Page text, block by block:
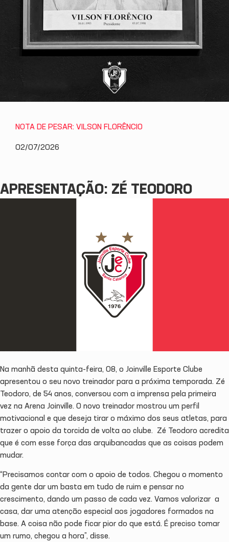
NOTA DE PESAR: VILSON FLORÊNCIO
02/07/2026
APRESENTAÇÃO: ZÉ TEODORO
Na manhã desta quinta-feira, 08, o Joinville Esporte Clube
apresentou o seu novo treinador para a próxima temporada. Zé
Teodoro, de 54 anos, conversou com a imprensa pela primeira
vez na Arena Joinville. O novo treinador mostrou um perfil
motivacional e que deseja tirar o máximo dos seus atletas, para
trazer o apoio da torcida de volta ao clube. Zé Teodoro acredita
que é com esse força das arquibancadas que as coisas podem
mudar.
“Precisamos contar com o apoio de todos. Chegou o momento
da gente dar um basta em tudo de ruim e pensar no
crescimento, dando um passo de cada vez. Vamos valorizar a
casa, dar uma atenção especial aos jogadores formados na
base. A coisa não pode ficar pior do que está. É preciso tomar
um rumo, chegou a hora”, disse.